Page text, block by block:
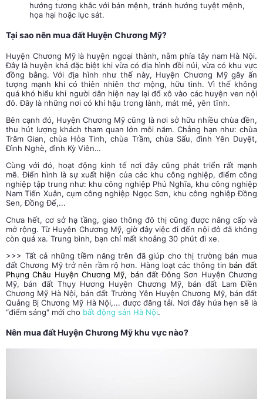
hướng tương khắc với bản mệnh, tránh hướng tuyệt mệnh,
họa hại hoặc lục sát.
Tại sao nên mua đất Huyện Chương Mỹ?
Huyện Chương Mỹ là huyện ngoại thành, nằm phía tây nam Hà Nội.
Đây là huyện khá đặc biệt khi vừa có địa hình đồi núi, vừa có khu vực
đồng bằng. Với địa hình như thế này, Huyện Chương Mỹ gây ấn
tượng mạnh khi có thiên nhiên thơ mộng, hữu tình. Vì thế không
quá khó hiểu khi người dân hiện nay lại đổ xô vào các huyện ven nội
đô. Đây là những nơi có khí hậu trong lành, mát mẻ, yên tĩnh.
Bên cạnh đó, Huyện Chương Mỹ cũng là nơi sở hữu nhiều chùa đền,
thu hút lượng khách tham quan lớn mỗi năm. Chẳng hạn như: chùa
Trăm Gian, chùa Hỏa Tinh, chùa Trầm, chùa Sấu, đình Yên Duyệt,
Đình Nghè, đình Kỳ Viên…
Cùng với đó, hoạt động kinh tế nơi đây cũng phát triển rất mạnh
mẽ. Điển hình là sự xuất hiện của các khu công nghiệp, điểm công
nghiệp tập trung như: khu công nghiệp Phú Nghĩa, khu công nghiệp
Nam Tiến Xuân, cụm công nghiệp Ngọc Sơn, khu công nghiệp Đồng
Sen, Đồng Đế,...
Chưa hết, cơ sở hạ tầng, giao thông đô thị cũng được nâng cấp và
mở rộng. Từ Huyện Chương Mỹ, giờ đây việc đi đến nội đô đã không
còn quá xa. Trung bình, bạn chỉ mất khoảng 30 phút đi xe.
>>> Tất cả những tiềm năng trên đã giúp cho thị trường bán mua
đất Chương Mỹ trở nên rầm rộ hơn. Hàng loạt các thông tin bán đất
Phụng Châu Huyện Chương Mỹ, bán đất Đông Sơn Huyện Chương
Mỹ, bán đất Thụy Hương Huyện Chương Mỹ, bán đất Lam Điền
Chương Mỹ Hà Nội, bán đất Trường Yên Huyện Chương Mỹ, bán đất
Quảng Bị Chương Mỹ Hà Nội,... được đăng tải. Nơi đây hứa hẹn sẽ là
“điểm sáng" mới cho bất động sản Hà Nội.
Nên mua đấtHuyện Chương Mỹkhu vực nào?